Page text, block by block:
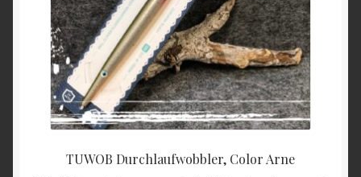
TUWOB Durchlaufwobbler, Color Arne